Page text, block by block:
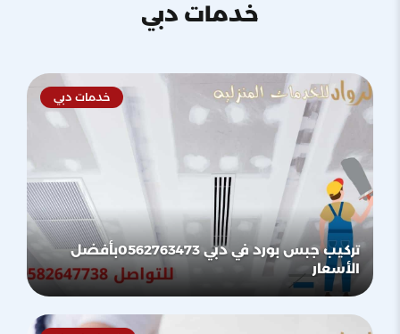
خدمات دبي
خدمات دبي
تركيب جبس بورد في دبي 0562763473بأفضل
الأسعار